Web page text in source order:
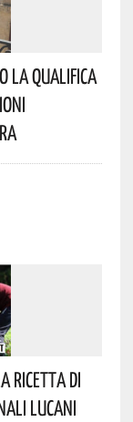
La Qualifica
Ricetta Di
Lucani